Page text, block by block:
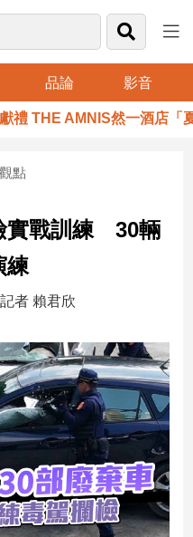
品論 影音
AMNIS然一酒店「夏日
點
實戰訓練 30輛
練
者 賴君欣